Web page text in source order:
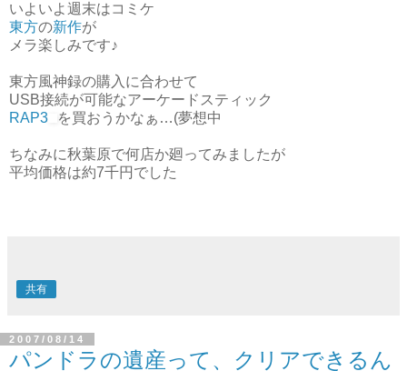
いよいよ週末はコミケ
東方の新作が
メラ楽しみです♪
東方風神録の購入に合わせて
USB接続が可能なアーケードスティック
RAP3
を買おうかなぁ…(夢想中
ちなみに秋葉原で何店か廻ってみましたが
平均価格は約7千円でした
共有
2007/08/14
パンドラの遺産って、クリアできるん